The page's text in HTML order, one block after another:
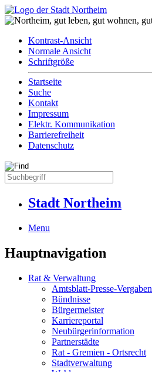
Kontrast-Ansicht
Normale Ansicht
Schriftgröße
Startseite
Suche
Kontakt
Impressum
Elektr. Kommunikation
Barrierefreiheit
Datenschutz
Stadt Northeim
Menu
Hauptnavigation
Rat & Verwaltung
Amtsblatt-Presse-Vergaben
Bündnisse
Bürgermeister
Karriereportal
Neubürgerinformation
Partnerstädte
Rat - Gremien - Ortsrecht
Stadtverwaltung